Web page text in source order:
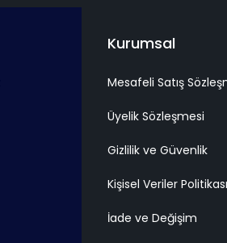
Kurumsal
Mesafeli Satış
Üyelik Sözleşmesi
Gizlilik ve Güvenlik
Kişisel Veriler Politikası
İade ve Değişim